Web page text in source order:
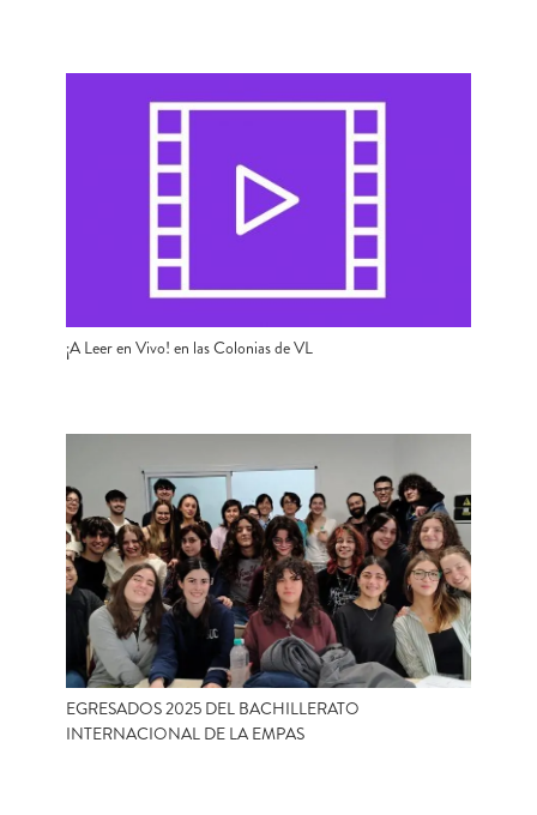
¡A Leer en Vivo! en las Colonias de VL
EGRESADOS 2025 DEL BACHILLERATO
INTERNACIONAL DE LA EMPAS